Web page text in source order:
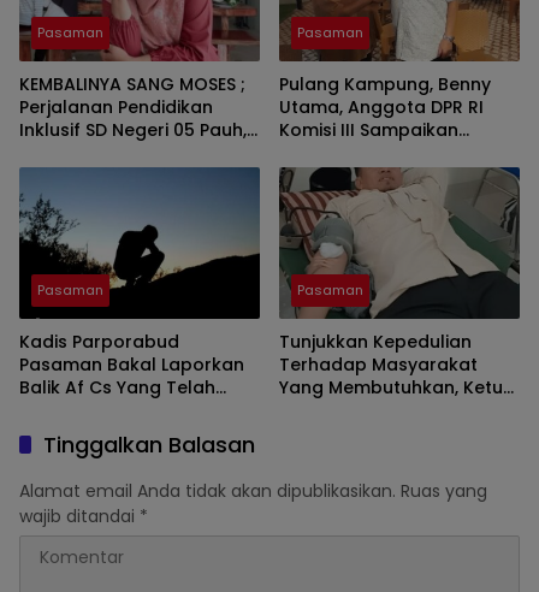
Pasaman
KEMBALINYA SANG MOSES ;
Perjalanan Pendidikan
Inklusif SD Negeri 05 Pauh,
Oleh : Rahmawati Ismar SS
( Guru SDN Pauh , Lubuk
Sikaping, Pasaman.)
Pasaman
Pulang Kampung, Benny
Utama, Anggota DPR RI
Komisi III Sampaikan
Wartawan Di Pasaman
Pasaman
Kadis Parporabud
Pasaman Bakal Laporkan
Balik Af Cs Yang Telah
Melaporkannya
Pasaman
Tunjukkan Kepedulian
Terhadap Masyarakat
Yang Membutuhkan, Ketua
Tinggalkan Balasan
Alamat email Anda tidak akan dipublikasikan. Ruas yang
wajib ditandai *